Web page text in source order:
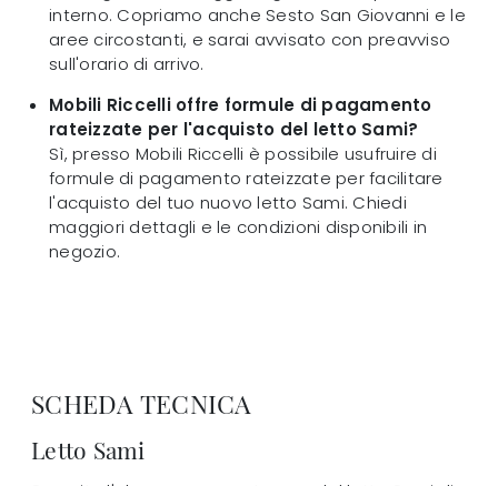
interno. Copriamo anche Sesto San Giovanni e le
aree circostanti, e sarai avvisato con preavviso
sull'orario di arrivo.
Mobili Riccelli offre formule di pagamento
rateizzate per l'acquisto del letto Sami?
Sì, presso Mobili Riccelli è possibile usufruire di
formule di pagamento rateizzate per facilitare
l'acquisto del tuo nuovo letto Sami. Chiedi
maggiori dettagli e le condizioni disponibili in
negozio.
SCHEDA TECNICA
Letto Sami